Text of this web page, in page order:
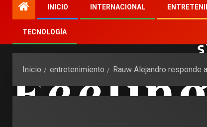
INICIO INTERNACIONAL
TECNOLOGÍA
Inicio entretenimiento Rauw Alejandro responde